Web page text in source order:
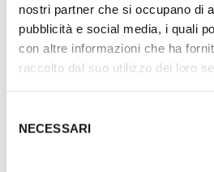
nostri partner che si occupano di
pubblicità e social media, i quali
con altre informazioni che ha
raccolto dal suo utilizzo dei loro
delNECESSARI
ASBURGO
ROMANOV